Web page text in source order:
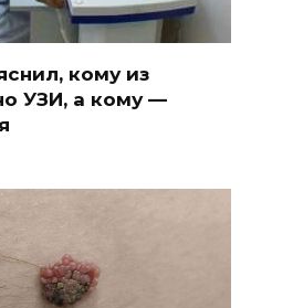
кому из
УЗИ, а кому —